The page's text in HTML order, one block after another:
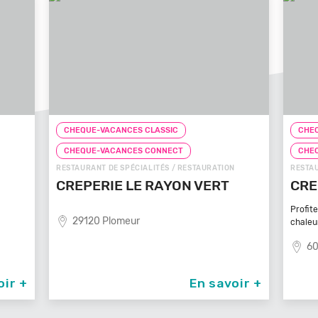
+
CHEQUE-VACANCES CLASSIC
CHEQUE-VACANCES CONNECT
RESTAURANT DE SPÉCIALITÉS / RESTAURATION
CREPE TOUCH BEAUVAIS
chaleureux et
En savoir +
FAST-